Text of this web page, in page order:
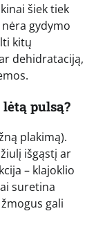
šiek tiek
gydymo
kitų
dehidrataciją,
pulsą?
plakimą).
išgąstį ar
– klajoklio
suretina
gali